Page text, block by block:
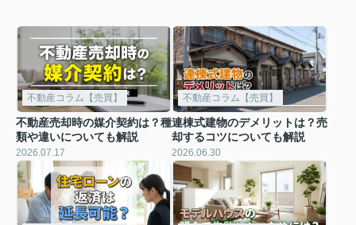
不動産コラム【売買】
不動産売却時の媒介契約は？種
類や違いについても解説
2026.07.17
不動産コラム【売買】
連棟式建物のデメリットは？売
却するコツについても解説
2026.06.30